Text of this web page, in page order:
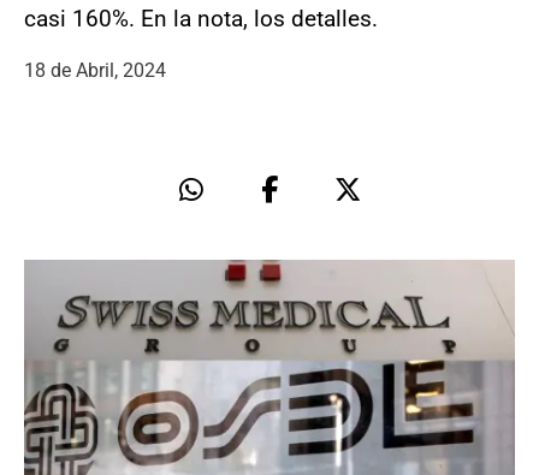
casi 160%. En la nota, los detalles.
18 de Abril, 2024